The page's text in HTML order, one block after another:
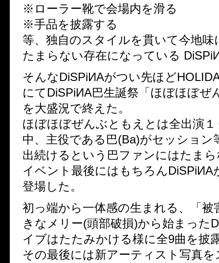
※ローラー靴で会場内を滑る
※手品を披露する
等、独自のスタイルを貫いて今地
たまらない存在になっている
そんなDiSPiИAがつい先ほど
にてDiSPiИA巴生誕祭「ほぼほぼぜ
を大盛況で終えた。
ほぼほぼぜんぶともえとは全出演
中、主役である巴(Ba)がセッション
出続けるという巴ファンにはたま
イベント最後にはもちろんDiSPiИA
登場した。
初っ端から一体感の生まれる、「被
きなメリー(頭部破損)から始まった
イブはたたみかける様に全9曲を披
その最後には新アーティスト写真